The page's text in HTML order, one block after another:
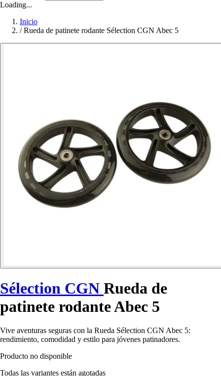
Loading...
Inicio
/ Rueda de patinete rodante Sélection CGN Abec 5
Sélection CGN Rueda de
patinete rodante Abec 5
Vive aventuras seguras con la Rueda Sélection CGN Abec 5:
rendimiento, comodidad y estilo para jóvenes patinadores.
Producto no disponible
Todas las variantes están agotadas